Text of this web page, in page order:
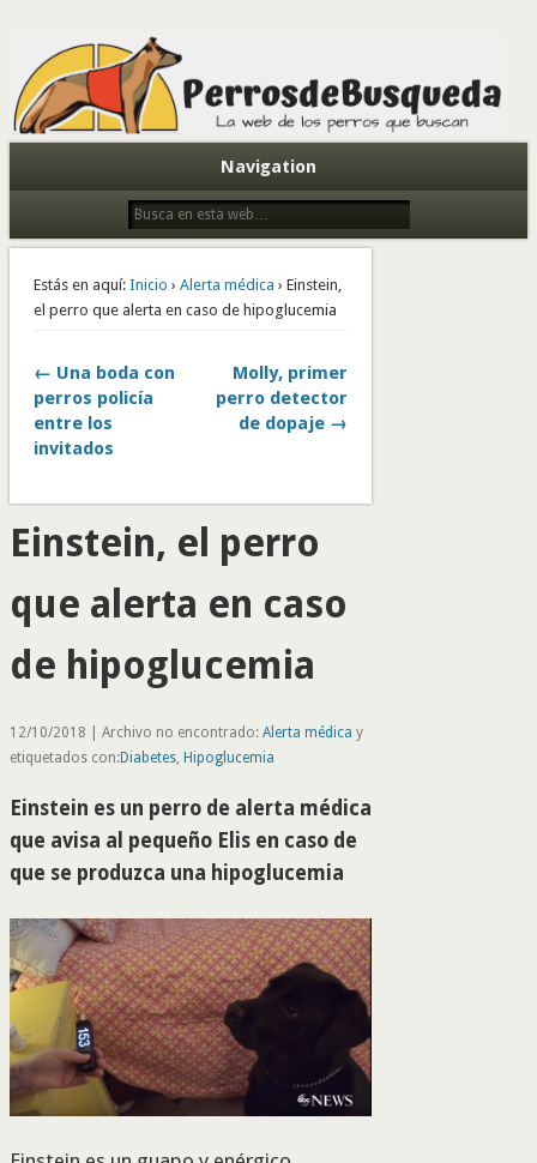
Todo sobre perros de búsqueda y detectores
Navigation
Estás en aquí: Inicio › Alerta médica › Einstein,
el perro que alerta en caso de hipoglucemia
← Una boda con
perros policía
entre los
invitados
Molly, primer
perro detector
de dopaje →
Einstein, el perro
que alerta en caso
de hipoglucemia
12/10/2018 | Archivo no encontrado: Alerta médica y
etiquetados con:Diabetes, Hipoglucemia
Einstein es un perro de alerta médica
que avisa al pequeño Elis en caso de
que se produzca una hipoglucemia